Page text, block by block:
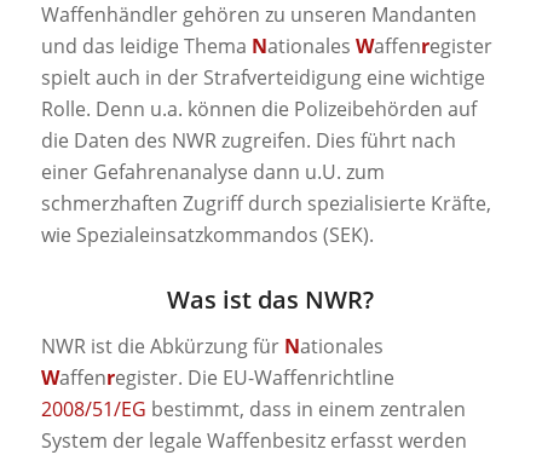
Waffenhändler gehören zu unseren Mandanten
und das leidige Thema Nationales Waffenregister
spielt auch in der Strafverteidigung eine wichtige
Rolle. Denn u.a. können die Polizeibehörden auf
die Daten des NWR zugreifen. Dies führt nach
einer Gefahrenanalyse dann u.U. zum
schmerzhaften Zugriff durch spezialisierte Kräfte,
wie Spezialeinsatzkommandos (SEK).
Was ist das NWR?
NWR ist die Abkürzung für Nationales
Waffenregister. Die EU-Waffenrichtline
2008/51/EG bestimmt, dass in einem zentralen
System der legale Waffenbesitz erfasst werden